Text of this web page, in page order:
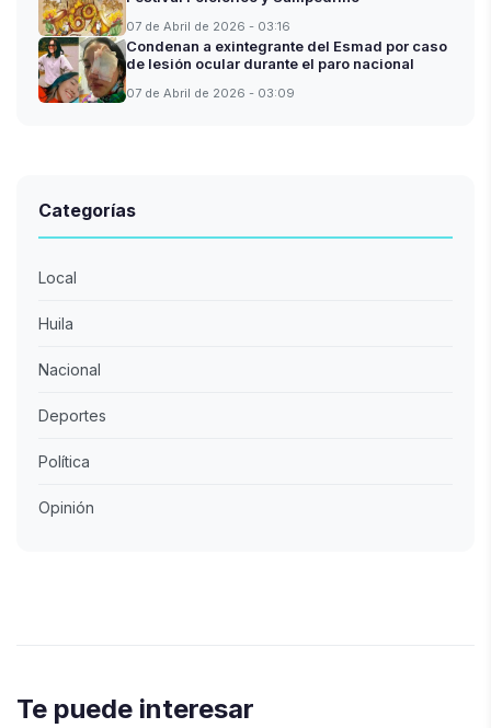
07 de Abril de 2026 - 03:16
Condenan a exintegrante del Esmad por caso
de lesión ocular durante el paro nacional
07 de Abril de 2026 - 03:09
Categorías
Local
Huila
Nacional
Deportes
Política
Opinión
Te puede interesar